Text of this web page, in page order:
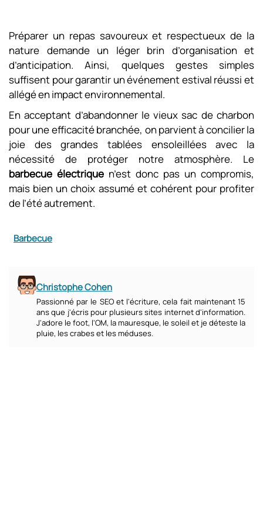
Préparer un repas savoureux et respectueux de la
nature demande un léger brin d’organisation et
d’anticipation. Ainsi, quelques gestes simples
suffisent pour garantir un événement estival réussi et
allégé en impact environnemental.
En acceptant d’abandonner le vieux sac de charbon
pour une efficacité branchée, on parvient à concilier la
joie des grandes tablées ensoleillées avec la
nécessité de protéger notre atmosphère. Le
barbecue électrique n’est donc pas un compromis,
mais bien un choix assumé et cohérent pour profiter
de l’été autrement.
Barbecue
Christophe Cohen
Passionné par le SEO et l'écriture, cela fait maintenant 15
ans que j'écris pour plusieurs sites internet d'information.
J'adore le foot, l'OM, la mauresque, le soleil et je déteste la
pluie, les crabes et les méduses.